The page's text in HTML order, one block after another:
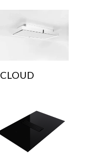
CLOUD